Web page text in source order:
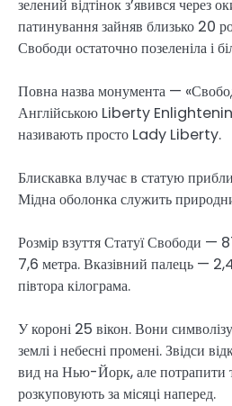
зелений відтінок з’явився через
патинування зайняв близько 20
Свободи остаточно позеленіла і
Повна назва монумента —
Англійською Liberty
називають просто Lady Liberty.
Блискавка влучає в статую
Мідна оболонка служить
Розмір взуття Статуї Свободи
7,6 метра. Вказівний палець —
півтора кілограма.
У короні 25 вікон. Вони
землі і небесні промені. Звідси
вид на Нью-Йорк, але потрапити
розкуповують за місяці наперед.